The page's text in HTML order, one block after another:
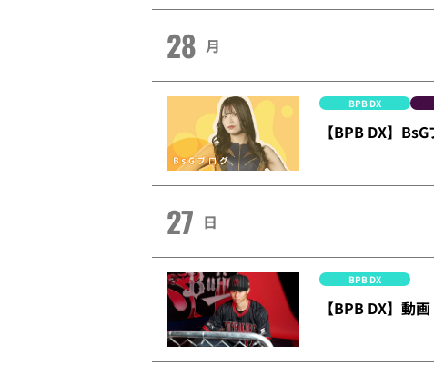
28 月
BPB DX
【BPB DX】
27 日
BPB DX
【BPB DX】動